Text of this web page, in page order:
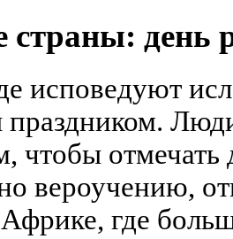
страны: день
исповедуют
праздником.
чтобы отмечать
вероучению,
где